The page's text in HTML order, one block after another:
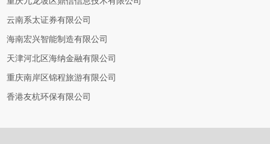
云南系太证券有限公司
海南宏兴智能制造有限公司
天津河北区海纳金融有限公司
重庆南岸区锦程旅游有限公司
香港友杭环保有限公司